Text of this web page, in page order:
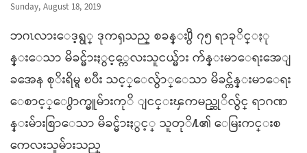
Sunday, August 18, 2019
ဘဂၤလားေဒ့ရွ္ ဒုကၡသည္ စခန္း႐ွိ ၇၅ ရာခုိင္ႏု
န္းေသာ မိခင္မ်ားႏွင့္ကေလးသူငယ္မ်ား က်န္းမာေရးအေျ
ခအေန စုိးရိမ္ရ ၿပီး သင့္ေလွ်ာ္ေသာ မိခင္က်န္းမာေရး
ေစာင့္ေ႐ွာက္မူမ်ားကုိ ျငင္းၾကမည္ဆုိလွ်င္ ရာဂဏ
န္းမ်ားစြာေသာ မိခင္မ်ားႏွင့္ သူတုိ႔၏ ေမြးကင္းစ
ကေလးသူမ်ားသည္